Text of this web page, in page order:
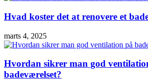
Hvad koster det at renovere et
marts 4, 2025
Hvordan sikrer man god
badeværelset?